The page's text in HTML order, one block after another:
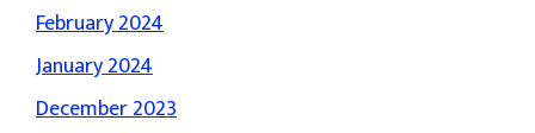
February 2024
January 2024
December 2023